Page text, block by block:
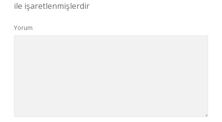
ile işaretlenmişlerdir
Yorum